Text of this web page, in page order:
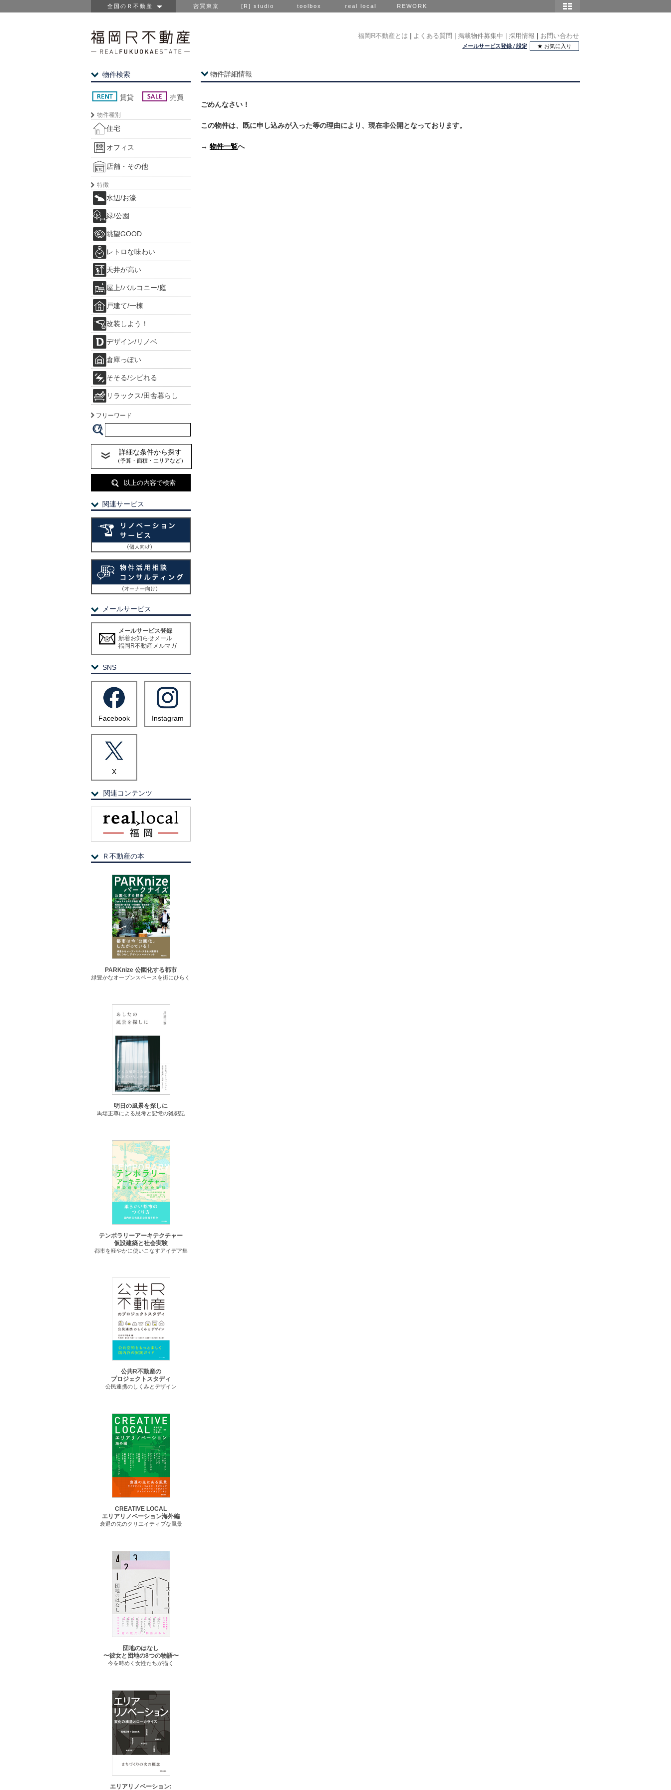
全国のＲ不動産 密買東京 [R] studio toolbox real local REWORK
福岡R不動産とは よくある質問 掲載物件募集中 採用情報 お問い合わせ
メールサービス登録 / 設定 ★ お気に入り
物件詳細情報
ごめんなさい！
この物件は、既に申し込みが入った等の理由により、現在非公開となっております。
→ 物件一覧へ
物件検索
賃貸 売買
物件種別
住宅
オフィス
店舗・その他
特徴
水辺/お濠
緑/公園
眺望GOOD
レトロな味わい
天井が高い
屋上/バルコニー/庭
戸建て/一棟
改装しよう！
デザイン/リノベ
倉庫っぽい
そそる/シビれる
リラックス/田舎暮らし
フリーワード
詳細な条件から探す
（予算・面積・エリアなど）
以上の内容で検索
関連サービス
メールサービス
メールサービス登録
新着お知らせメール
福岡R不動産メルマガ
SNS
Facebook Instagram
X
関連コンテンツ
Ｒ不動産の本
PARKnize 公園化する都市
緑豊かなオープンスペースを街にひらく
明日の風景を探しに
馬場正尊による思考と記憶の雑想記
テンポラリーアーキテクチャー
仮設建築と社会実験
都市を軽やかに使いこなすアイデア集
公共R不動産の
プロジェクトスタディ
公民連携のしくみとデザイン
CREATIVE LOCAL
エリアリノベーション海外編
衰退の先のクリエイティブな風景
団地のはなし
〜彼女と団地の8つの物語〜
今を時めく女性たちが描く
エリアリノベーション: